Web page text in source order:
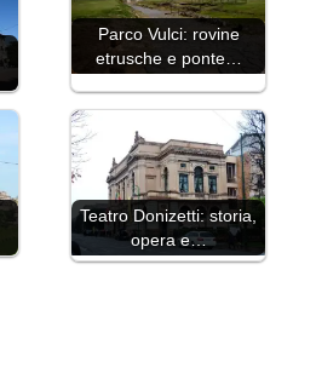
Parco Vulci: rovine
etrusche e ponte…
Teatro Donizetti: storia,
opera e…